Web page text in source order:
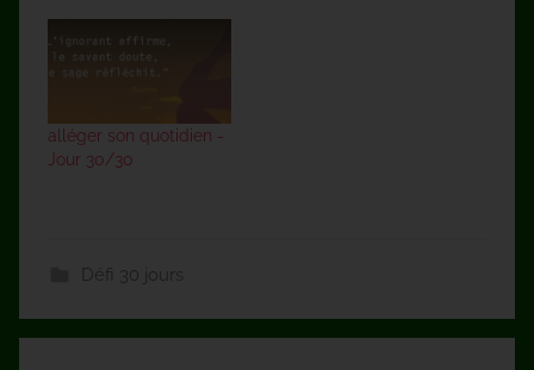
alléger son quotidien -
Jour 30/30
Défi 30 jours